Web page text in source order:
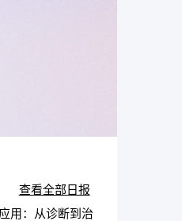
查看全部日报
用：从诊断到治